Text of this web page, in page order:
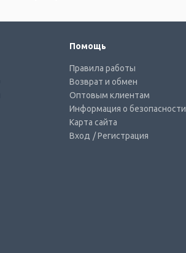
Помощь
Правила работы
Возврат и обмен
Оптовым клиентам
Информация о безопасности
Карта сайта
Вход / Регистрация